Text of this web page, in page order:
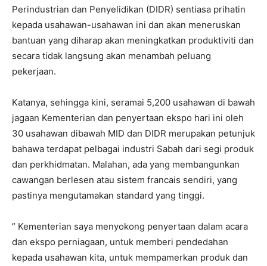
Perindustrian dan Penyelidikan (DIDR) sentiasa prihatin
kepada usahawan-usahawan ini dan akan meneruskan
bantuan yang diharap akan meningkatkan produktiviti dan
secara tidak langsung akan menambah peluang
pekerjaan.
Katanya, sehingga kini, seramai 5,200 usahawan di bawah
jagaan Kementerian dan penyertaan ekspo hari ini oleh
30 usahawan dibawah MID dan DIDR merupakan petunjuk
bahawa terdapat pelbagai industri Sabah dari segi produk
dan perkhidmatan. Malahan, ada yang membangunkan
cawangan berlesen atau sistem francais sendiri, yang
pastinya mengutamakan standard yang tinggi.
” Kementerian saya menyokong penyertaan dalam acara
dan ekspo perniagaan, untuk memberi pendedahan
kepada usahawan kita, untuk mempamerkan produk dan